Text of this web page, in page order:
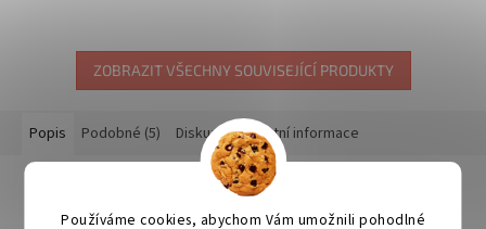
Používáme cookies, abychom Vám umožnili pohodlné
většiny montážních krabic....
ZOBRAZIT VŠECHNY SOUVISEJÍCÍ PRODUKTY
Popis Podobné (5) Diskuze Ostatní informace
Detailní popis produktu